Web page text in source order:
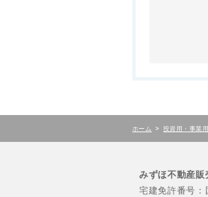
ホーム > 投資用・事業用
みずほ不動産販
宅建免許番号